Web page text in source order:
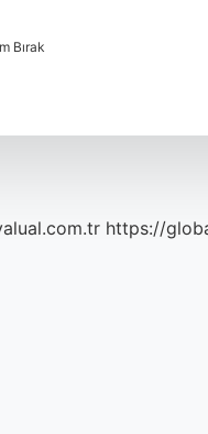
Bırak
https://